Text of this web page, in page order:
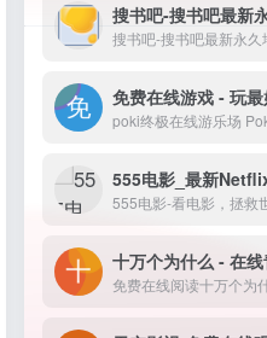
搜书吧-搜书吧最新